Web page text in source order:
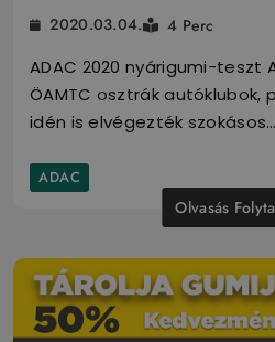
2020.03.04. 4 Perc
ADAC 2020 nyárigumi-teszt
ÖAMTC osztrák autóklubok,
idén is elvégezték szokásos…
ADAC
Olvasás